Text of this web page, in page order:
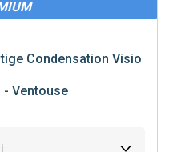
Condensation Visio
- Ventouse